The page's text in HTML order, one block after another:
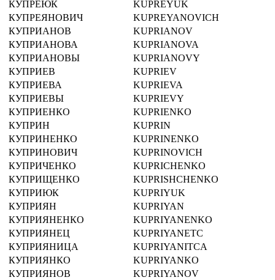
КУПРЕЮК
KUPREYUK
КУПРЕЯНОВИЧ
KUPREYANOVICH
КУПРИАНОВ
KUPRIANOV
КУПРИАНОВА
KUPRIANOVA
КУПРИАНОВЫ
KUPRIANOVY
КУПРИЕВ
KUPRIEV
КУПРИЕВА
KUPRIEVA
КУПРИЕВЫ
KUPRIEVY
КУПРИЕНКО
KUPRIENKO
КУПРИН
KUPRIN
КУПРИНЕНКО
KUPRINENKO
КУПРИНОВИЧ
KUPRINOVICH
КУПРИЧЕНКО
KUPRICHENKO
КУПРИЩЕНКО
KUPRISHCHENKO
КУПРИЮК
KUPRIYUK
КУПРИЯН
KUPRIYAN
КУПРИЯНЕНКО
KUPRIYANENKO
КУПРИЯНЕЦ
KUPRIYANETC
КУПРИЯНИЦА
KUPRIYANITCA
КУПРИЯНКО
KUPRIYANKO
КУПРИЯНОВ
KUPRIYANOV